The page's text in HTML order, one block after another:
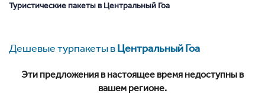
Туристические пакеты в Центральный Гоа
Дешевые турпакеты вЦентральный Гоа
Эти предложения в настоящее время недоступны в
вашем регионе.